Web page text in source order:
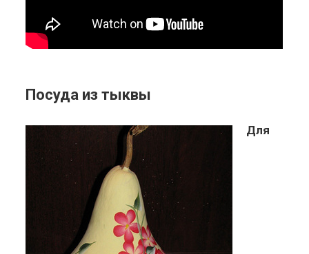
Посуда из тыквы
Для